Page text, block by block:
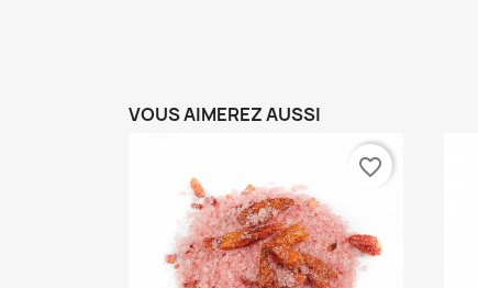
VOUS AIMEREZ AUSSI
favorite_border